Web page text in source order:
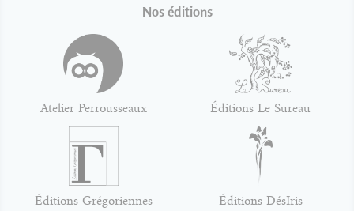
Nos éditions
Atelier Perrousseaux Éditions Le Sureau
Éditions Grégoriennes Éditions DésIris